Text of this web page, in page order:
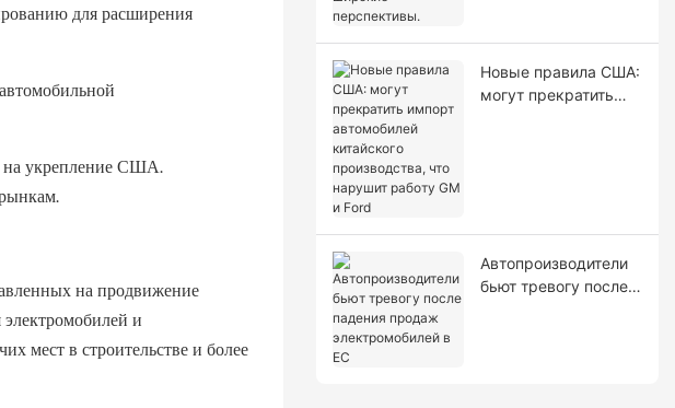
для расширения
на укрепление США.
на продвижение
и
мест в строительстве и более
Новые правила США:
могут прекратить
Автопроизводители
бьют тревогу после